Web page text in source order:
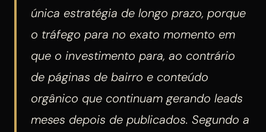
única estratégia de longo prazo, porque
o tráfego para no exato momento em
que o investimento para, ao contrário
de páginas de bairro e conteúdo
orgânico que continuam gerando leads
meses depois de publicados. Segundo a